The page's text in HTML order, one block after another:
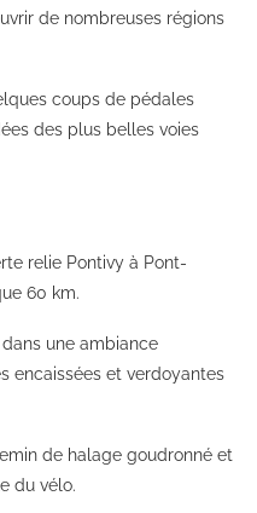
de nombreuses régions
coups de pédales
des plus belles voies
relie Pontivy à Pont-
60 km.
dans une ambiance
encaissées et verdoyantes
de halage goudronné et
du vélo.